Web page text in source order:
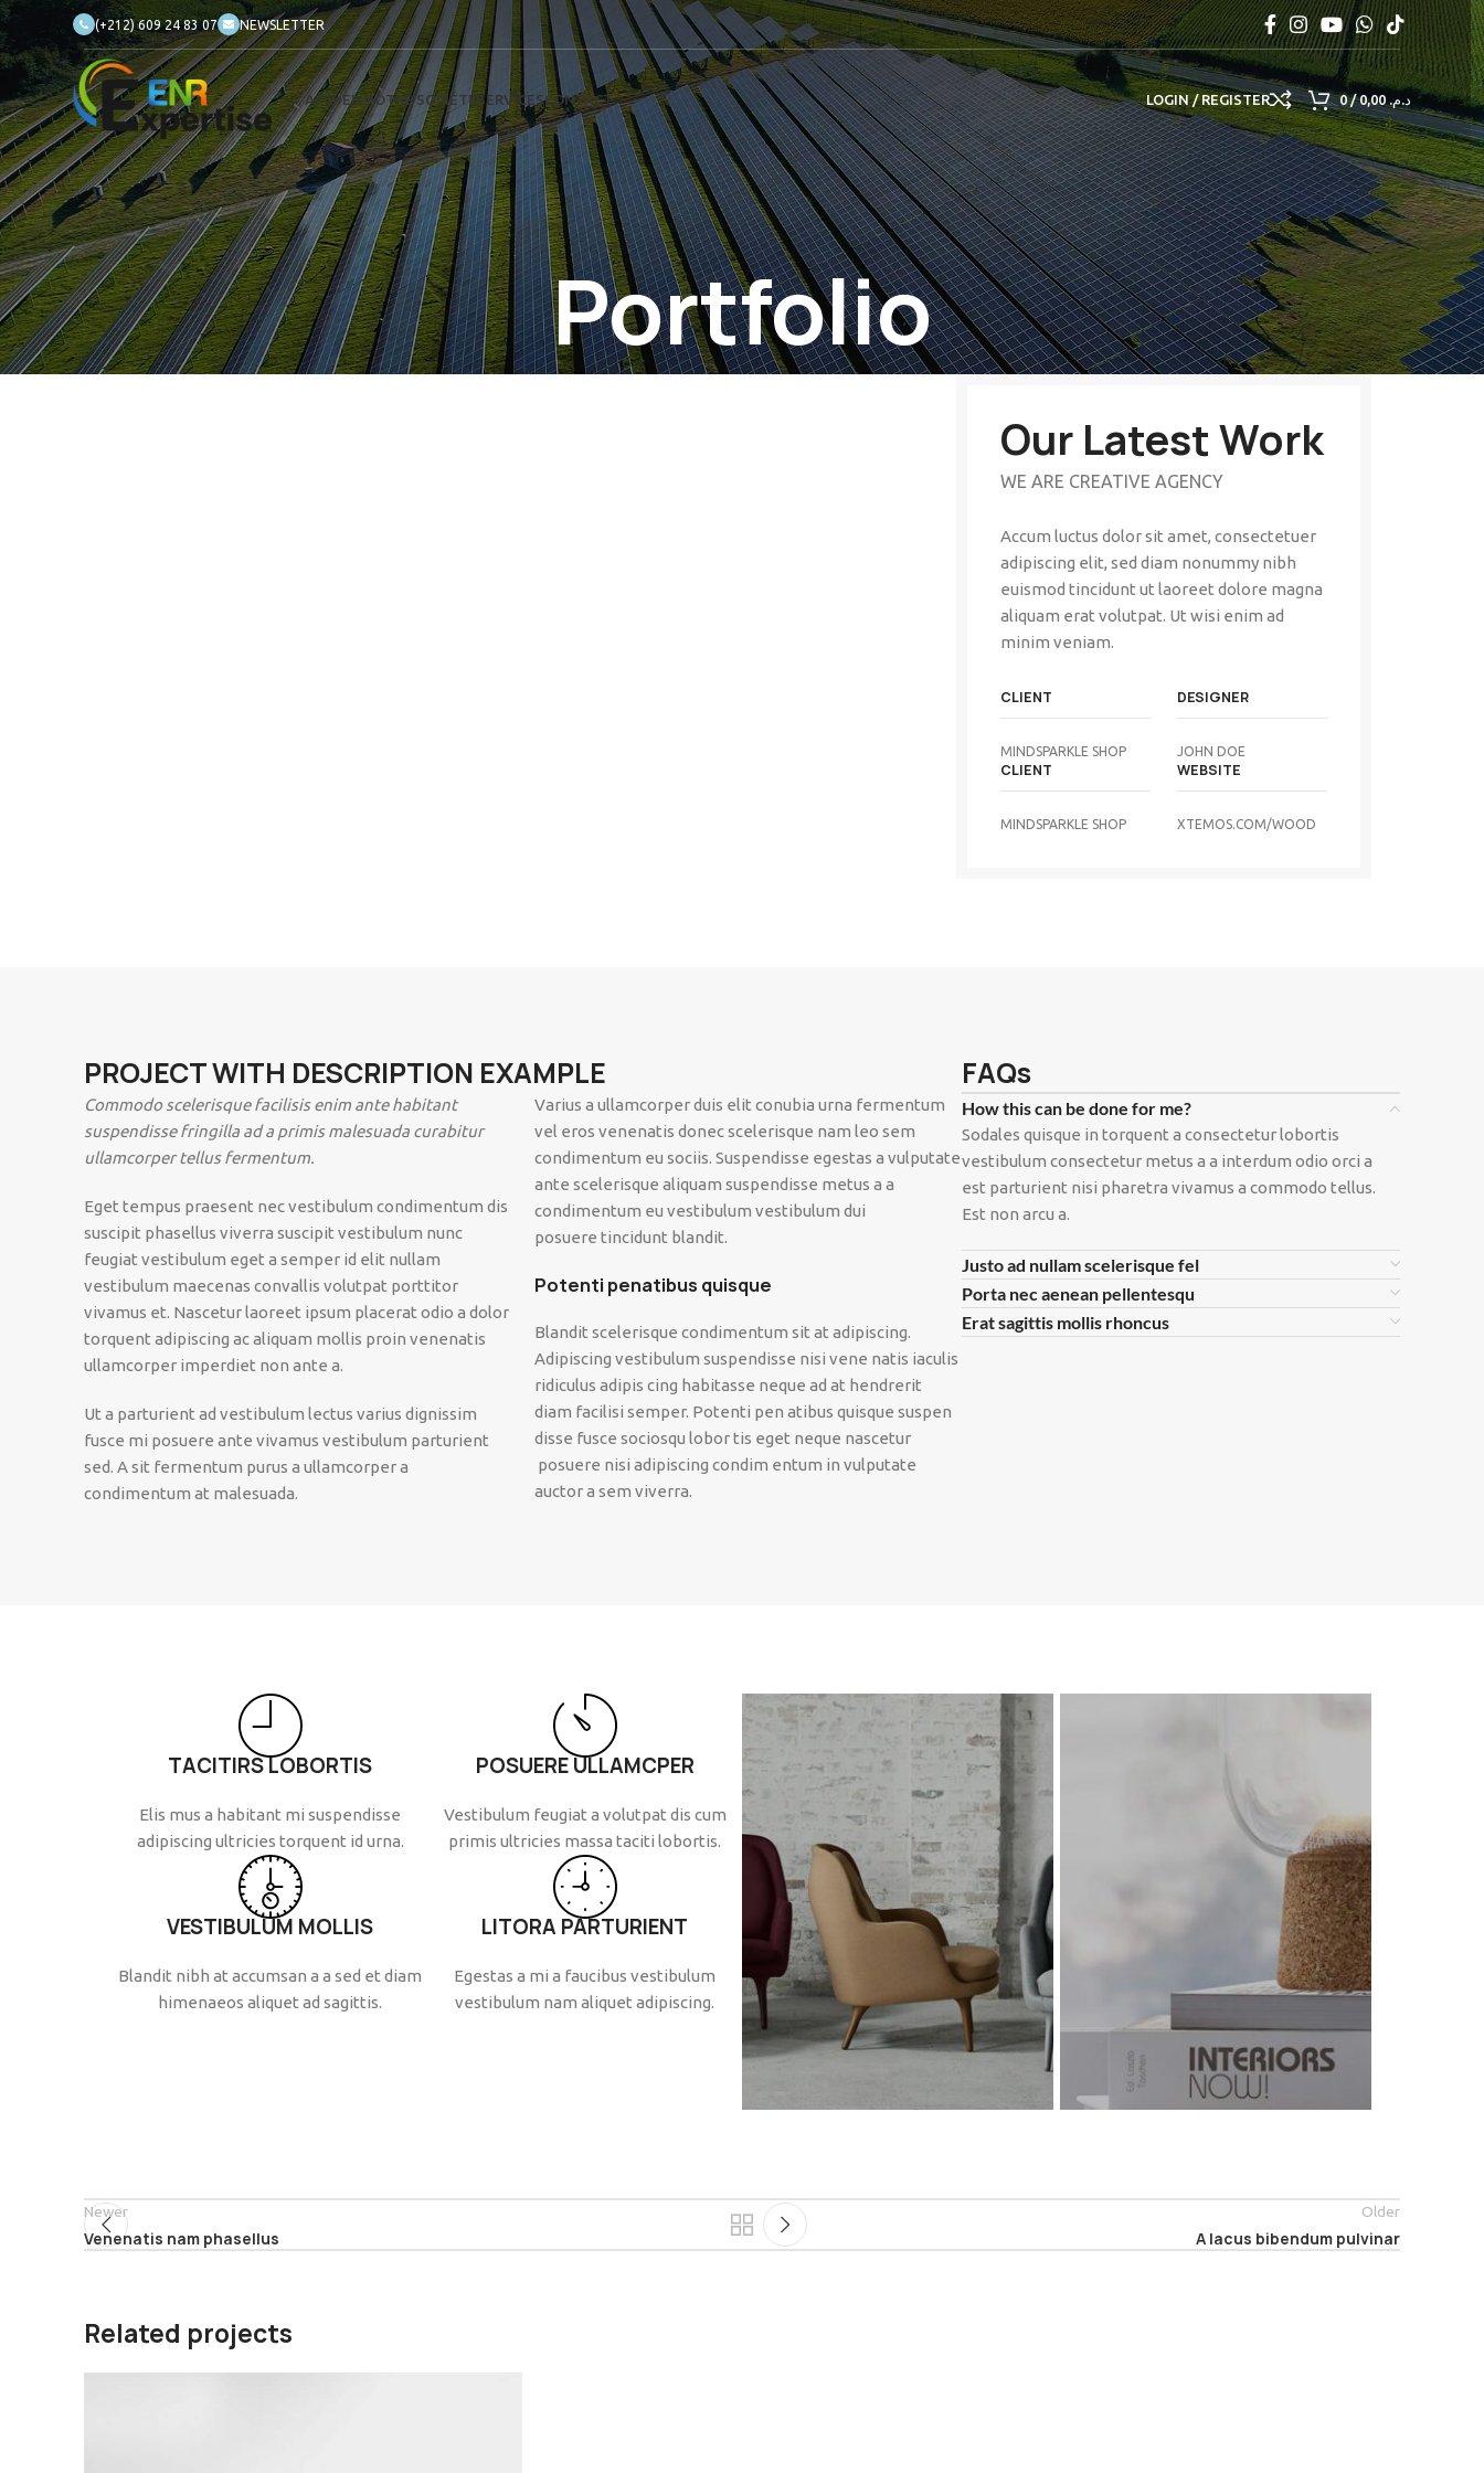
(+212) 609 24 83 07 NEWSLETTER
ACCUEIL NOTRE SOCIÉTÉSERVICESCONTACT LOGIN / REGISTER 0/ د.م.
Portfolio
Our Latest Work
WE ARE CREATIVE AGENCY
Accum luctus dolor sit amet, consectetuer
adipiscing elit, sed diam nonummy nibh
euismod tincidunt ut laoreet dolore magna
aliquam erat volutpat. Ut wisi enim ad
minim veniam.
CLIENT
MINDSPARKLE SHOP
DESIGNER
JOHN DOE
CLIENT
MINDSPARKLE SHOP
WEBSITE
XTEMOS.COM/WOOD
PROJECT WITH DESCRIPTION EXAMPLE
Commodo scelerisque facilisis enim ante habitant
suspendisse fringilla ad a primis malesuada curabitur
ullamcorper tellus fermentum.
Eget tempus praesent nec vestibulum condimentum dis
suscipit phasellus viverra suscipit vestibulum nunc
feugiat vestibulum eget a semper id elit nullam
vestibulum maecenas convallis volutpat porttitor
vivamus et. Nascetur laoreet ipsum placerat odio a dolor
torquent adipiscing ac aliquam mollis proin venenatis
ullamcorper imperdiet non ante a.
Ut a parturient ad vestibulum lectus varius dignissim
fusce mi posuere ante vivamus vestibulum parturient
sed. A sit fermentum purus a ullamcorper a
condimentum at malesuada.
Varius a ullamcorper duis elit conubia urna fermentum
vel eros venenatis donec scelerisque nam leo sem
condimentum eu sociis. Suspendisse egestas a vulputate
ante scelerisque aliquam suspendisse metus a a
condimentum eu vestibulum vestibulum dui
posuere tincidunt blandit.
Potenti penatibus quisque
Blandit scelerisque condimentum sit at adipiscing.
Adipiscing vestibulum suspendisse nisi vene natis iaculis
ridiculus adipis cing habitasse neque ad at hendrerit
diam facilisi semper. Potenti pen atibus quisque suspen
disse fusce sociosqu lobor tis eget neque nascetur
posuere nisi adipiscing condim entum in vulputate
auctor a sem viverra.
FAQs
How this can be done for me?
Sodales quisque in torquent a consectetur lobortis
vestibulum consectetur metus a a interdum odio orci a
est parturient nisi pharetra vivamus a commodo tellus.
Est non arcu a.
Justo ad nullam scelerisque fel
Porta nec aenean pellentesqu
Erat sagittis mollis rhoncus
TACITIRS LOBORTIS
Elis mus a habitant mi suspendisse
adipiscing ultricies torquent id urna.
VESTIBULUM MOLLIS
Blandit nibh at accumsan a a sed et diam
himenaeos aliquet ad sagittis.
POSUERE ULLAMCPER
Vestibulum feugiat a volutpat dis cum
primis ultricies massa taciti lobortis.
LITORA PARTURIENT
Egestas a mi a faucibus vestibulum
vestibulum nam aliquet adipiscing.
Newer
Venenatis nam phasellus
Older
A lacus bibendum pulvinar
Related projects